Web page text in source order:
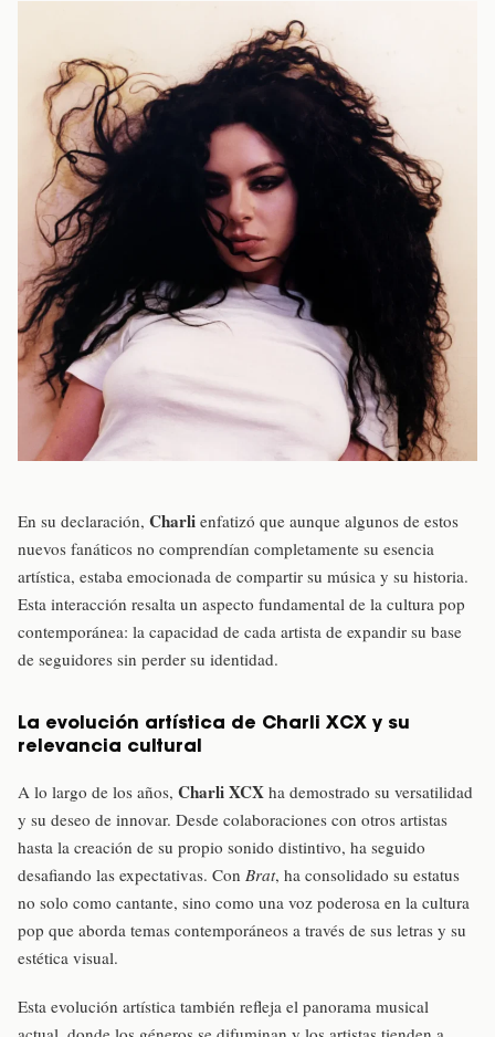
En su declaración, Charli enfatizó que aunque algunos de estos
nuevos fanáticos no comprendían completamente su esencia
artística, estaba emocionada de compartir su música y su historia.
Esta interacción resalta un aspecto fundamental de la cultura pop
contemporánea: la capacidad de cada artista de expandir su base
de seguidores sin perder su identidad.
La evolución artística de Charli XCX y su
relevancia cultural
A lo largo de los años, Charli XCX ha demostrado su versatilidad
y su deseo de innovar. Desde colaboraciones con otros artistas
hasta la creación de su propio sonido distintivo, ha seguido
desafiando las expectativas. Con Brat, ha consolidado su estatus
no solo como cantante, sino como una voz poderosa en la cultura
pop que aborda temas contemporáneos a través de sus letras y su
estética visual.
Esta evolución artística también refleja el panorama musical